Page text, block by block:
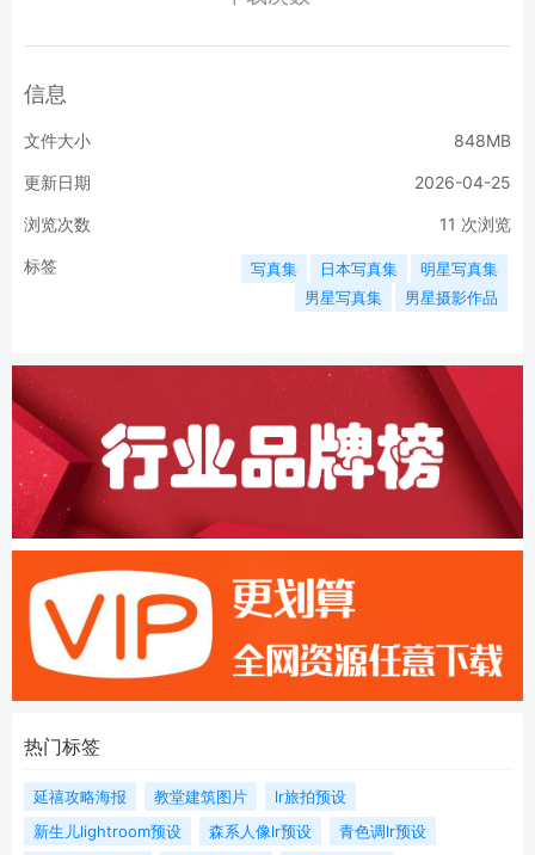
信息
文件大小 848MB
更新日期 2026-04-25
浏览次数 11 次浏览
标签 写真集 日本写真集
明星写真集
男星写真集
男星摄影作品
热门标签
延禧攻略海报 教堂建筑图片
lr旅拍预设
新生儿lightroom预设
森系人像lr预设
青色调lr预设